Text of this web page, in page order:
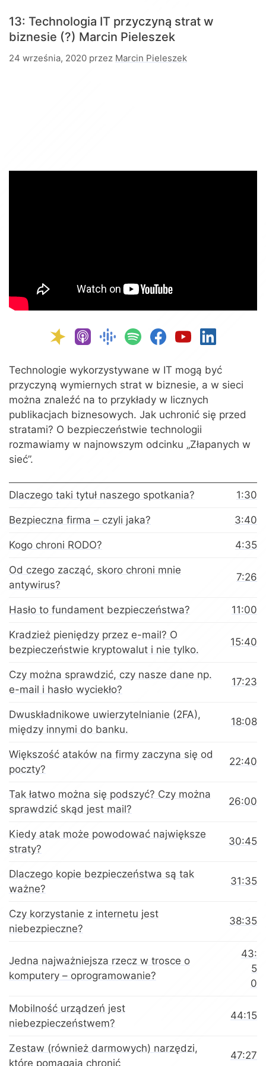
13: Technologia IT przyczyną strat w
biznesie (?) Marcin Pieleszek
24 września, 2020 przez Marcin Pieleszek
Technologie wykorzystywane w IT mogą być
przyczyną wymiernych strat w biznesie, a w sieci
można znaleźć na to przykłady w licznych
publikacjach biznesowych. Jak uchronić się przed
stratami? O bezpieczeństwie technologii
rozmawiamy w najnowszym odcinku „Złapanych w
sieć”.
Dlaczego taki tytuł naszego spotkania? 1:30
Bezpieczna firma – czyli jaka? 3:40
Kogo chroni RODO? 4:35
Od czego zacząć, skoro chroni mnie
antywirus?
7:26
Hasło to fundament bezpieczeństwa? 11:00
Kradzież pieniędzy przez e-mail? O
bezpieczeństwie kryptowalut i nie tylko.
15:40
Czy można sprawdzić, czy nasze dane np.
e-mail i hasło wyciekło?
17:23
Dwuskładnikowe uwierzytelnianie (2FA),
między innymi do banku.
18:08
Większość ataków na firmy zaczyna się od
poczty?
22:40
Tak łatwo można się podszyć? Czy można
sprawdzić skąd jest mail?
26:00
Kiedy atak może powodować największe
straty?
30:45
Dlaczego kopie bezpieczeństwa są tak
ważne?
31:35
Czy korzystanie z internetu jest
niebezpieczne?
38:35
Jedna najważniejsza rzecz w trosce o
komputery – oprogramowanie?
43:
5
0
Mobilność urządzeń jest
niebezpieczeństwem?
44:15
Zestaw (również darmowych) narzędzi,
które pomagają chronić
47:27